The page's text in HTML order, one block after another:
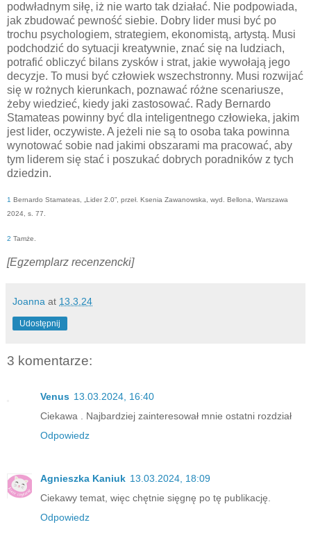
podwładnym siłę, iż nie warto tak działać. Nie podpowiada,
jak zbudować pewność siebie. Dobry lider musi być po
trochu psychologiem, strategiem, ekonomistą, artystą. Musi
podchodzić do sytuacji kreatywnie, znać się na ludziach,
potrafić obliczyć bilans zysków i strat, jakie wywołają jego
decyzje. To musi być człowiek wszechstronny. Musi rozwijać
się w rożnych kierunkach, poznawać różne scenariusze,
żeby wiedzieć, kiedy jaki zastosować. Rady Bernardo
Stamateas powinny być dla inteligentnego człowieka, jakim
jest lider, oczywiste. A jeżeli nie są to osoba taka powinna
wynotować sobie nad jakimi obszarami ma pracować, aby
tym liderem się stać i poszukać dobrych poradników z tych
dziedzin.
1 Bernardo Stamateas, „Lider 2.0”, przeł. Ksenia Zawanowska, wyd. Bellona, Warszawa
2024, s. 77.
2 Tamże.
[Egzemplarz recenzencki]
Joanna at 13.3.24
Udostępnij
3 komentarze:
Venus 13.03.2024, 16:40
Ciekawa . Najbardziej zainteresował mnie ostatni rozdział
Odpowiedz
Agnieszka Kaniuk 13.03.2024, 18:09
Ciekawy temat, więc chętnie sięgnę po tę publikację.
Odpowiedz